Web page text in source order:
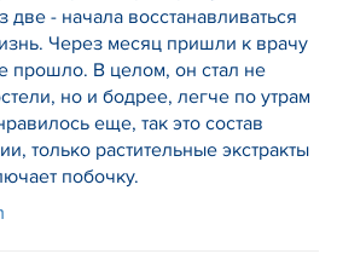
- начала восстанавливаться
Через месяц пришли к врачу
прошло. В целом, он стал не
но и бодрее, легче по утрам
еще, так это состав
только растительные экстракты
побочку.